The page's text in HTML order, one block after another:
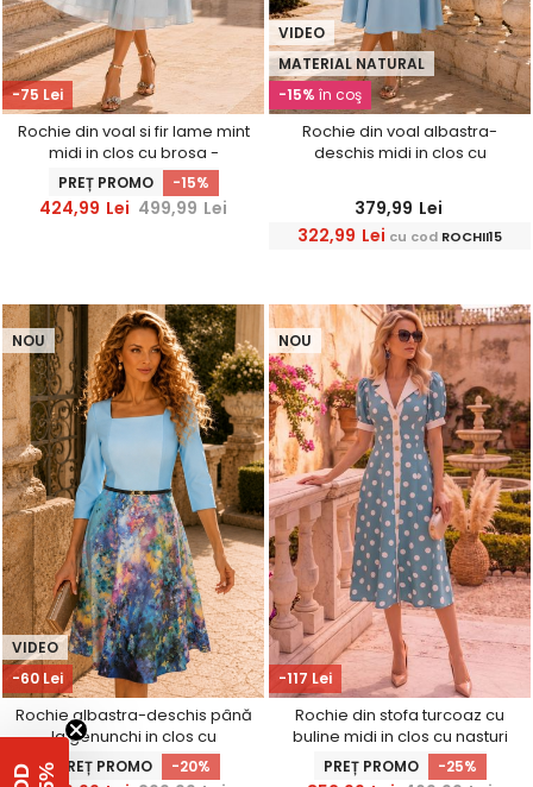
-75 Lei
Rochie din voal si fir lame mint
midi in clos cu brosa -
StarShinerS
PREȚ PROMO -15%
424,99 Lei 499,99 Lei
-15% în coş
VIDEO
MATERIAL NATURAL
Rochie din voal albastra-
deschis midi in clos cu
379,99 Lei
322,99 Lei cu cod ROCHII15
-60 Lei
VIDEO
NOU
Rochie albastra-deschis până
la genunchi in clos cu
imprimeu si curea -
StarShinerS
PREȚ PROMO -20%
-117 Lei
NOU
Rochie din stofa turcoaz cu
buline midi in clos cu nasturi
aurii decorativi - StarShinerS
PREȚ PROMO -25%